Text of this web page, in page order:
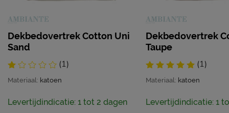
Dekbedovertrek Cotton Uni
Sand
(1)
Materiaal: katoen
Levertijdindicatie: 1 tot 2 dagen
Dekbedovertrek
Taupe
(1)
Materiaal: katoen
Levertijdindicatie: 1